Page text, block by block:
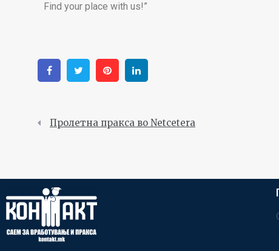
Find your place with us!”
FacebookTwitter Pinterest
Пролетна пракса во Netcetera